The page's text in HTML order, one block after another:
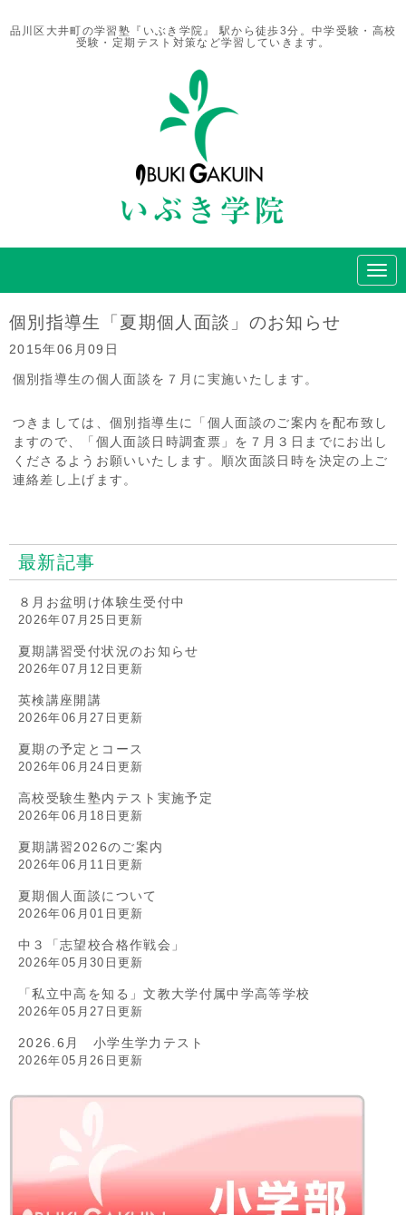
品川区大井町の学習塾『いぶき学院』 駅から徒歩3分。中学受験・高校
受験・定期テスト対策など学習していきます。
N
a
個別指導生「夏期個人面談」のお知らせ
2015年06月09日
個別指導生の個人面談を７月に実施いたします。
つきましては、個別指導生に「個人面談のご案内を配布致し
ますので、「個人面談日時調査票」を７月３日までにお出し
くださるようお願いいたします。順次面談日時を決定の上ご
連絡差し上げます。
最新記事
８月お盆明け体験生受付中
2026年07月25日更新
夏期講習受付状況のお知らせ
2026年07月12日更新
英検講座開講
2026年06月27日更新
夏期の予定とコース
2026年06月24日更新
高校受験生塾内テスト実施予定
2026年06月18日更新
夏期講習2026のご案内
2026年06月11日更新
夏期個人面談について
2026年06月01日更新
中３「志望校合格作戦会」
2026年05月30日更新
「私立中高を知る」文教大学付属中学高等学校
2026年05月27日更新
2026.6月 小学生学力テスト
2026年05月26日更新